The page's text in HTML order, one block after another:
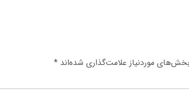
بخش‌های موردنیاز علامت‌گذاری شده‌اند*